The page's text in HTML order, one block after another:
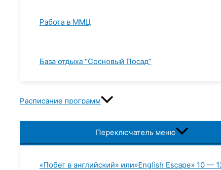
Работа в ММЦ
База отдыха “Сосновый Посад”
Расписание программ
Переключатель меню
«Побег в английский» или»English Escape» 10 —